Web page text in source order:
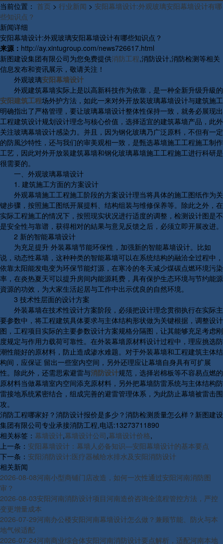
当前位置： 首页 > 行业新闻 > 安阳幕墙设计:外观玻璃安阳幕墙设计有哪
些知识点？
新闻详细
安阳幕墙设计:外观玻璃安阳幕墙设计有哪些知识点？
来源： http://ay.xintugroup.com/news726617.html
新图建设集团有限公司为您免费提供消防工程,消防设计,消防检测等相关
信息发布和资讯展示，敬请关注！
外观玻璃安阳幕墙设计
外观建筑幕墙实际上是以高新科技作为依靠，是一种全新升级升級的
安阳建筑工程场外护方法，如此一来对外开放装玻璃幕墙设计与建筑施工
明确指出了严格管理，要让玻璃幕墙设计整体性保持一致，就务必展现出
工程建筑设计规划设计理念与核心价值，选择适宜的建筑幕墙产品，此外
关注玻璃幕墙设计感染力。并且，因为钢化玻璃乃广泛原料，不但有一定
的防風沙特性，还与我们的审美观相一致，是甄选幕墙施工工程施工制作
工艺，因此对外开放装建筑幕墙和钢化玻璃幕墙施工工程施工进行科研是
很需要的。
一、外观玻璃幕墙设计
1. 建筑施工方面的方案设计
外观幕墙施工工程施工阶段的方案设计理当将具体的施工图纸作为关
键步骤，按照施工图纸开展提料、结构组装与维修保养等。除此之外，在
实际工程施工的情况下，按照现实状况进行适度的调整，检测设计图是不
是安全性与靠谱，获得相对的結果与意见反馈之后，必须立即开展改进。
2 新的智能幕墙设计
为充足提升 外装幕墙节能环保性，加强新的智能幕墙设计。比如
说，动态性幕墙，这种种类的智能幕墙可以在系统结构的融洽全过程中，
依靠太阳能发电变为环保节能灯源，在寒冷的冬天减少煤碳点燃环境污染
率，在炎热夏天可以提升房间内能源耗费，具有保护生态环境与节约能源
資源的功效，为大家生活起居与工作中出示优良的自然环境。
3 技术性层面的设计方案
外装幕墙在技术性设计方案阶段，必须把设计理念贯彻执行在实际主
要参数中，将工程建筑具体要求与主体结构形状做为关键根据，调整设计
图，工程项目实际的主要参数设计方案规格分隔图，让其能够充足考虑刚
度规定与作用力载荷可靠性。在外装幕墙原材料设计过程中，理应挑选防
潮性能好的原材料，防止造成渗水难题。对于外装幕墙和工程建筑主体结
构间，应保证 留出一些室内空间，另外还理应让幕墙自身具有可扩展
性。除此外，还需思索避雷与消防设计规范，选择岩棉板等不容易点燃的
原材料当做幕墙室内空间添充原材料，另外把幕墙防雷系统与主体结构防
雷接地系统紧密结合，组成完善的避雷管理体系，为此防止幕墙被雷击围
攻。
消防工程哪家好？消防设计报价是多少？消防检测质量怎么样？新图建设
集团有限公司专业承接消防工程,电话:13273711890
相关标签： 幕墙设计,幕墙设计公司,幕墙设计价格,
上一条： 安阳幕墙设计：幕墙人必备知识—安阳幕墙设计的基本要点
下一条： 安阳消防设计:医疗器械给水排水及安阳消防设计
相关新闻
2026-08-08河南小型商铺门店改造，如何一次性通过安阳河南消防图
审？
2026-08-03安阳河南消防设计项目河南造价咨询全流程管控方法，严控
变更增量成本
2026-07-29河南办公楼安阳河南幕墙设计怎么做？兼顾节能、防火与本
地气候适配
2026-07-24河南商业综合体安阳河南消防设计要点解析，适配河南本地